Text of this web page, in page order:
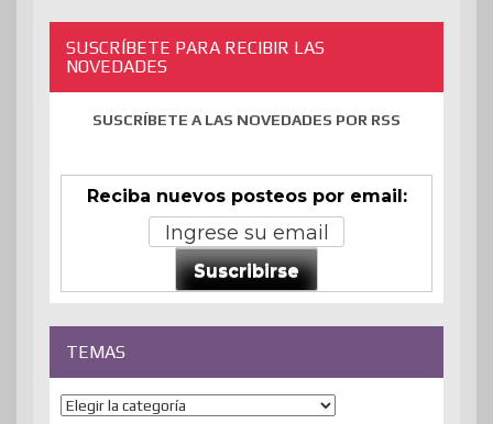
SUSCRÍBETE PARA RECIBIR LAS
NOVEDADES
SUSCRÍBETE A LAS NOVEDADES POR RSS
Reciba nuevos posteos por email:
Suscribirse
TEMAS
Temas